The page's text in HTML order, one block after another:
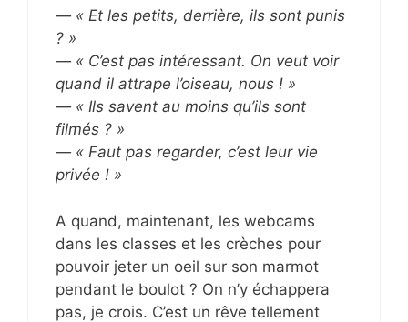
— « Et les petits, derrière, ils sont punis
? »
— « C’est pas intéressant. On veut voir
quand il attrape l’oiseau, nous ! »
— « Ils savent au moins qu’ils sont
filmés ? »
— « Faut pas regarder, c’est leur vie
privée ! »
A quand, maintenant, les webcams
dans les classes et les crèches pour
pouvoir jeter un oeil sur son marmot
pendant le boulot ? On n’y échappera
pas, je crois. C’est un rêve tellement